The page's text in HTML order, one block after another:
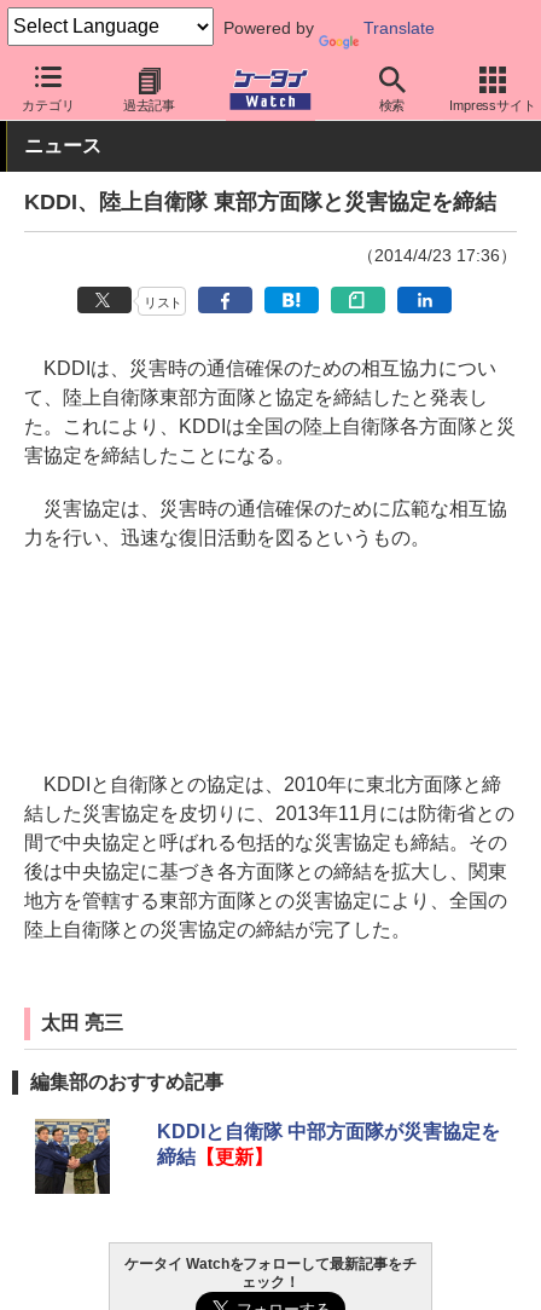
Powered by Translate
カテゴリ 過去記事 検索 Impressサイト
ケータイ Watch キャリア au ネットワーク/技術
ニュース
KDDI、陸上自衛隊 東部方面隊と災害協定を締結
（2014/4/23 17:36）
リスト
KDDIは、災害時の通信確保のための相互協力につい
て、陸上自衛隊東部方面隊と協定を締結したと発表し
た。これにより、KDDIは全国の陸上自衛隊各方面隊と災
害協定を締結したことになる。
災害協定は、災害時の通信確保のために広範な相互協
力を行い、迅速な復旧活動を図るというもの。
KDDIと自衛隊との協定は、2010年に東北方面隊と締
結した災害協定を皮切りに、2013年11月には防衛省との
間で中央協定と呼ばれる包括的な災害協定も締結。その
後は中央協定に基づき各方面隊との締結を拡大し、関東
地方を管轄する東部方面隊との災害協定により、全国の
陸上自衛隊との災害協定の締結が完了した。
太田 亮三
編集部のおすすめ記事
KDDIと自衛隊 中部方面隊が災害協定を
締結【更新】
ケータイ Watchをフォローして最新記事をチ
ェック！